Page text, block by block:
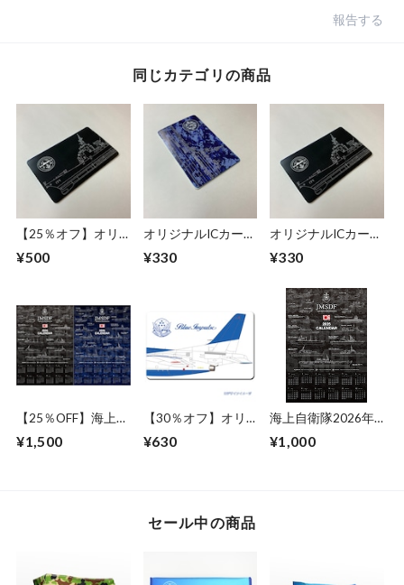
報告する
同じカテゴリの商品
【25％オフ】オリ
ッカー(2枚セット)
¥500
オリジナルICカード
自衛隊】「護衛艦い
¥330
オリジナルICカード
自衛隊】「護衛艦ま
料】
¥330
【25％OFF】海上自
ーカレンダーセット
¥1,500
【30％オフ】オリ
ッカー(3枚セット)
¥630
海上自衛隊2026年
ver.1
¥1,000
セール中の商品